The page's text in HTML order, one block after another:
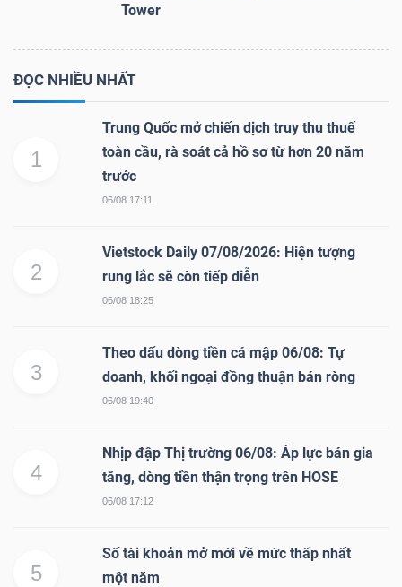
Tower
ĐỌC NHIỀU NHẤT
1
Trung Quốc mở chiến dịch truy thu thuế
toàn cầu, rà soát cả hồ sơ từ hơn 20 năm
trước
06/08 17:11
2
Vietstock Daily 07/08/2026: Hiện tượng
rung lắc sẽ còn tiếp diễn
06/08 18:25
3
Theo dấu dòng tiền cá mập 06/08: Tự
doanh, khối ngoại đồng thuận bán ròng
06/08 19:40
4
Nhịp đập Thị trường 06/08: Áp lực bán gia
tăng, dòng tiền thận trọng trên HOSE
06/08 17:12
5
Số tài khoản mở mới về mức thấp nhất
một năm